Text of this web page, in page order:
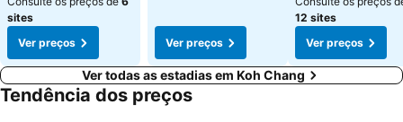
sites
Ver preços
Ver preços
12 sites
Ver preços
Ver todas as estadias em Koh Chang
Tendência dos preços